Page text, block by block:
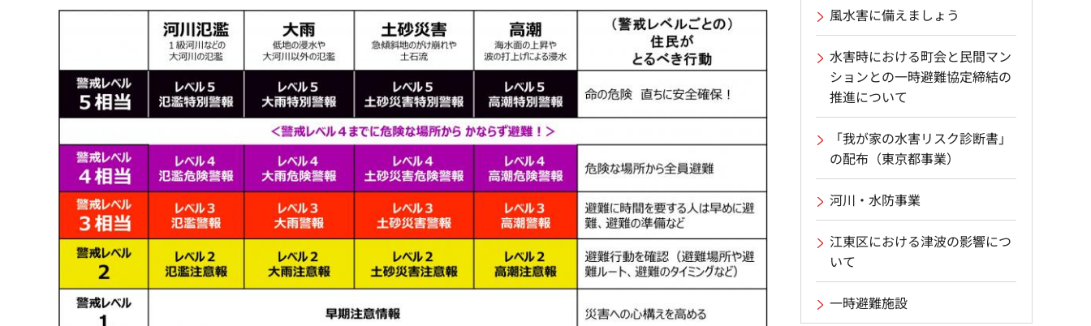
風水害に備えましょう
水害時における町会と民間マン
ションとの一時避難協定締結の
推進について
「我が家の水害リスク診断書」
の配布（東京都事業）
河川・水防事業
江東区における津波の影響につ
いて
一時避難施設